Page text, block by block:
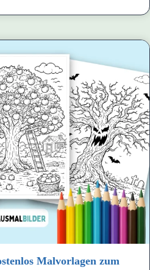
Malvorlagen zum